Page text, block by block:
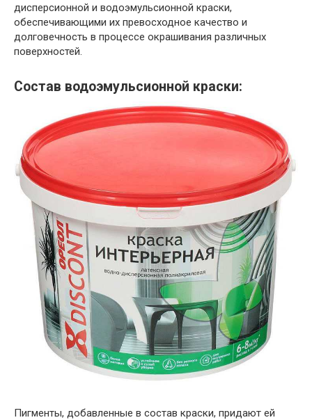
дисперсионной и водоэмульсионной краски,
обеспечивающими их превосходное качество и
долговечность в процессе окрашивания различных
поверхностей.
Состав водоэмульсионной краски:
Пигменты, добавленные в состав краски, придают ей